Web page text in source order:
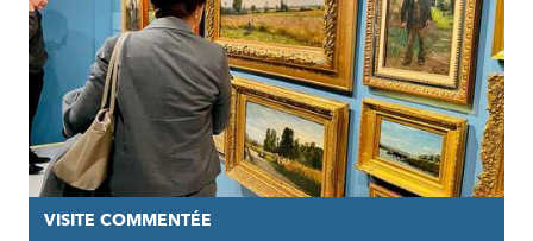
VISITE COMMENTÉE